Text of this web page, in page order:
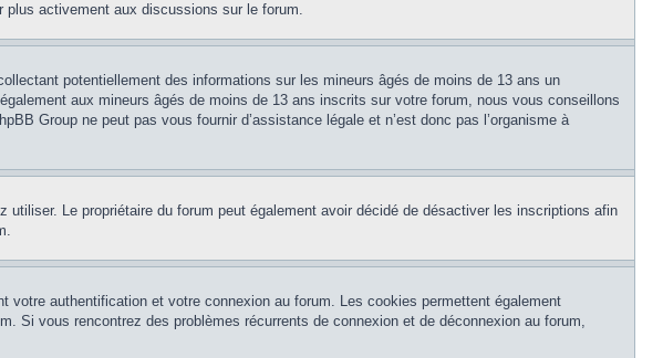
activement aux discussions sur le forum.
potentiellement des informations sur les mineurs âgés de moins de 13 ans un
aux mineurs âgés de moins de 13 ans inscrits sur votre forum, nous vous conseillons
Group ne peut pas vous fournir d’assistance légale et n’est donc pas l’organisme à
Le propriétaire du forum peut également avoir décidé de désactiver les inscriptions afin
votre authentification et votre connexion au forum. Les cookies permettent également
Si vous rencontrez des problèmes récurrents de connexion et de déconnexion au forum,